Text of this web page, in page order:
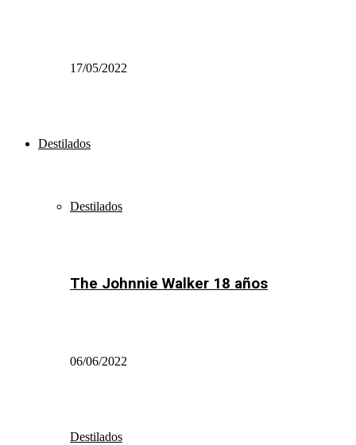
17/05/2022
Destilados
Destilados
The Johnnie Walker 18 años
06/06/2022
Destilados